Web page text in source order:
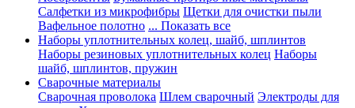
Салфетки из микрофибры Щетки для очистки пыли
Вафельное полотно ... Показать все
Наборы уплотнительных колец, шайб, шплинтов
Наборы резиновых уплотнительных колец Наборы
шайб, шплинтов, пружин
Сварочные материалы
Сварочная проволока Шлем сварочный Электроды для